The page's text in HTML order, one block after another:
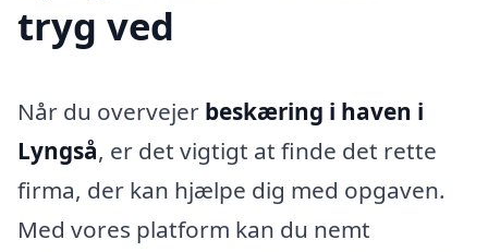
tryg ved
Når du overvejer beskæring i haven i
Lyngså, er det vigtigt at finde det rette
firma, der kan hjælpe dig med opgaven.
Med vores platform kan du nemt